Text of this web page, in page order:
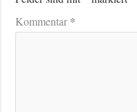
Kommentar*